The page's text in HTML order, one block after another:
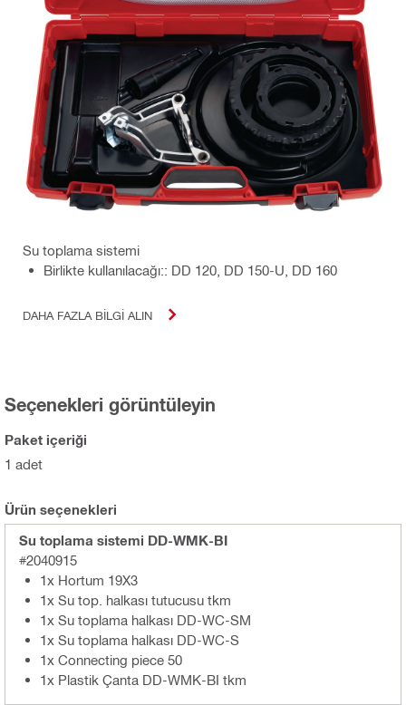
Su toplama sistemi
Birlikte kullanılacağı:: DD 120, DD 150-U, DD 160
DAHA FAZLA BILGI ALIN
Seçenekleri görüntüleyin
Paket içeriği
1 adet
Ürün seçenekleri
Su toplama sistemi DD-WMK-BI
#2040915
1x Hortum 19X3
1x Su top. halkası tutucusu tkm
1x Su toplama halkası DD-WC-SM
1x Su toplama halkası DD-WC-S
1x Connecting piece 50
1x Plastik Çanta DD-WMK-BI tkm